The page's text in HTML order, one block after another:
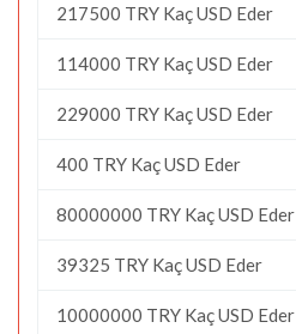
217500 TRY Kaç USD Eder
114000 TRY Kaç USD Eder
229000 TRY Kaç USD Eder
400 TRY Kaç USD Eder
80000000 TRY Kaç USD Eder
39325 TRY Kaç USD Eder
10000000 TRY Kaç USD Eder